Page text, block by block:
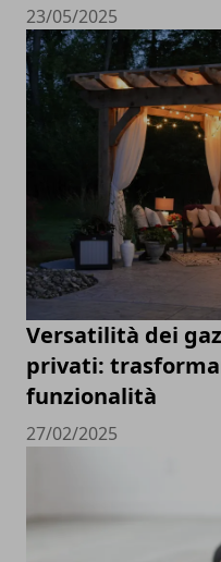
23/05/2025
Versatilità dei
privati:
funzionalità
27/02/2025